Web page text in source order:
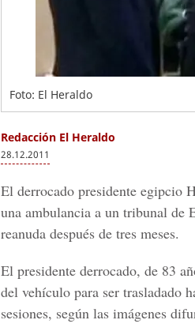
Foto: El Heraldo
Redacción El Heraldo
28.12.2011
El derrocado presidente egipcio
una ambulancia a un tribunal de
reanuda después de tres meses.
El presidente derrocado, de 83
del vehículo para ser trasladado
sesiones, según las imágenes